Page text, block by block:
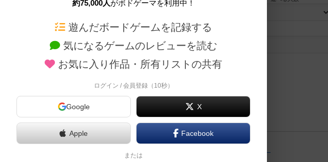
対象年齢を指定します。 世界観や登場人物などモチーフ・ストーリーを指定
テーマ/フレーバー
赤の大聖堂（The Red Cathedral）
30分～120分
60分～90分
約75,000人がボドゲーマを利用中！
遊んだボードゲームを記録する
気になるゲームのレビューを読む
お気に入り作品・所有リストの共有
ログイン / 会員登録（10秒）
Google X
Apple Facebook
または